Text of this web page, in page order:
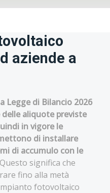
aziende a
Legge di Bilancio 2026
aliquote previste
in vigore le
di installare
di accumulo con le
Questo significa che
fino alla metà
fotovoltaico